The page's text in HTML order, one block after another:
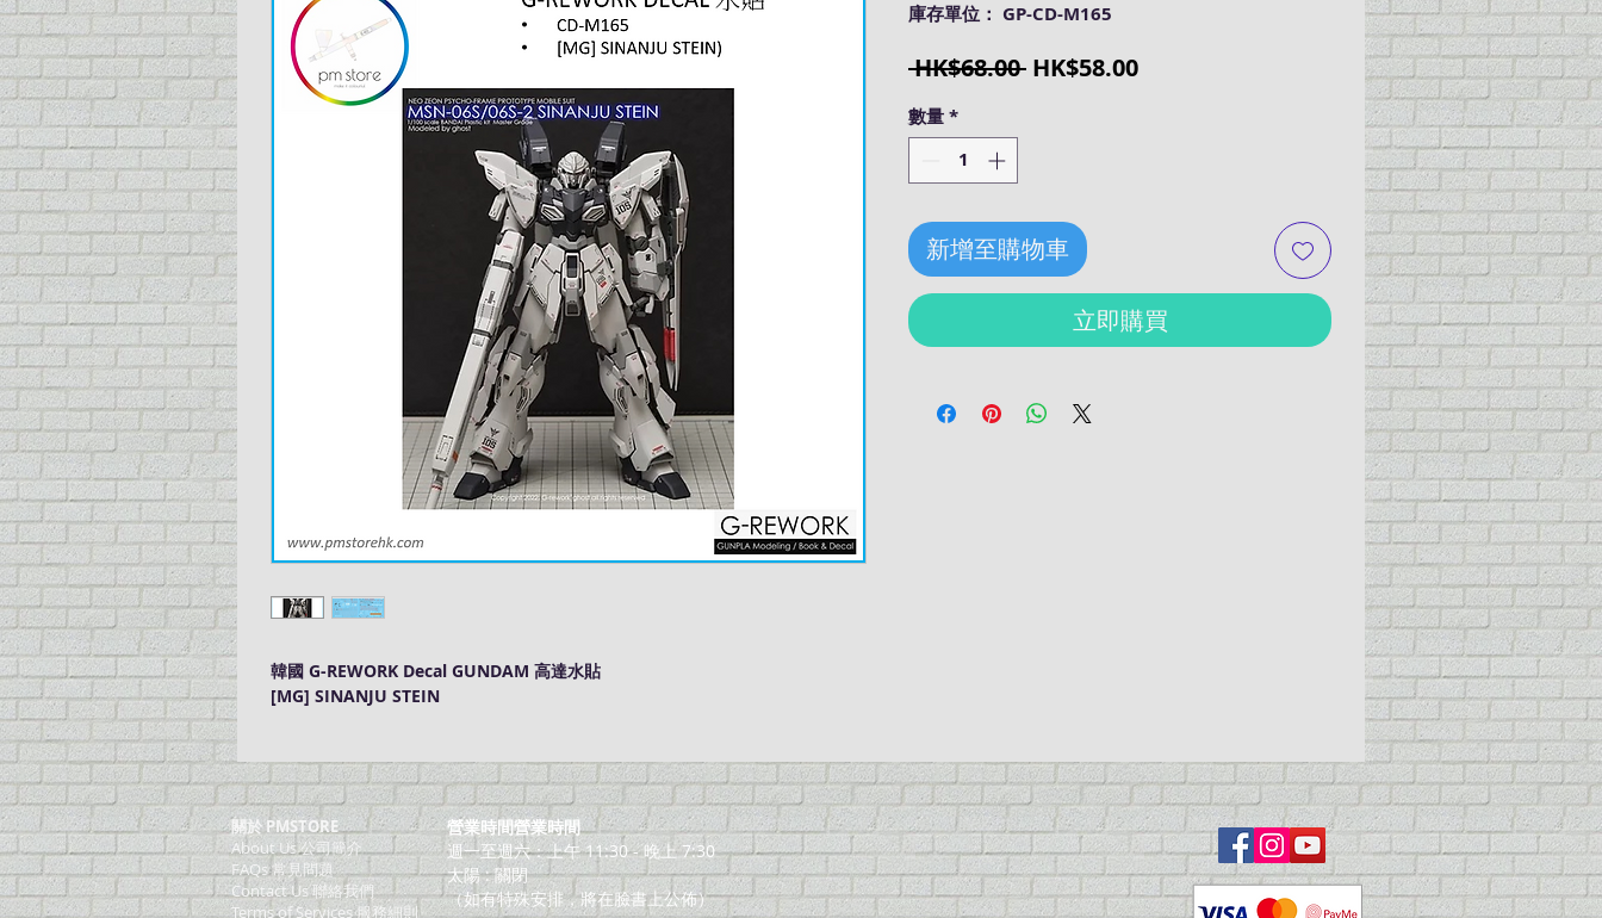
韓國 G-REWORK Decal GUNDAM 高達水貼
[MG] SINANJU STEIN
庫存單位： GP-CD-M165
HK$68.00 一
HK$58.00促
數量*
新增至購物車
立即購買
關於 PMSTORE
About Us 公司簡介
FAQs 常見問題
Contact Us 聯絡我們
​Terms of Services 服務細則
營業時間營業時間
週一至週六：上午 11:30 - 晚上 7:30
太陽 : 關閉
（如有特殊安排，將在臉書上公佈）